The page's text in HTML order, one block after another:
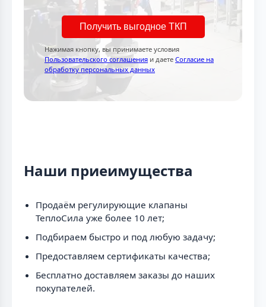
Получить выгодное ТКП
Нажимая кнопку, вы принимаете условия
Пользовательского соглашения и даете Согласие на
обработку персональных данных
Наши приеимущества
Продаём регулирующие клапаны
ТеплоСила уже более 10 лет;
Подбираем быстро и под любую задачу;
Предоставляем сертификаты качества;
Бесплатно доставляем заказы до наших
покупателей.